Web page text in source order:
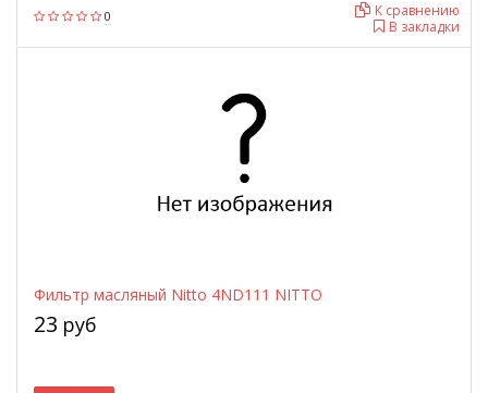
0
В закладки
К сравнению
Фильтр масляный Nitto 4ND111 NITTO
23 руб